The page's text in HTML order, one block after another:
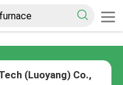
(Luoyang) Co.,